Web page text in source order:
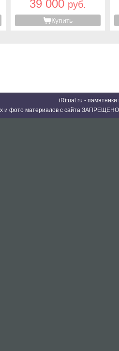
39 000 руб.
Купить
iRitual.ru -
и фото материалов с сайта